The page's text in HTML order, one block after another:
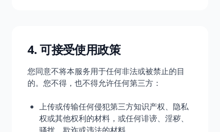
4. 可接受使用政策
您同意不将本服务用于任何非法或被禁止的目
的。您不得，也不得允许任何第三方：
上传或传输任何侵犯第三方知识产权、隐私
权或其他权利的材料，或任何诽谤、淫秽、